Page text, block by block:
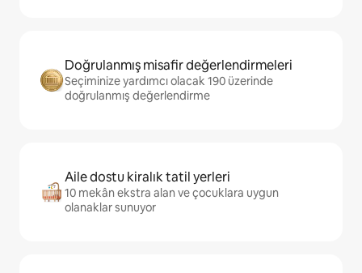
Doğrulanmış misafir değerlendirmeleri
Seçiminize yardımcı olacak 190 üzerinde
doğrulanmış değerlendirme
Aile dostu kiralık tatil yerleri
10 mekân ekstra alan ve çocuklara uygun
olanaklar sunuyor